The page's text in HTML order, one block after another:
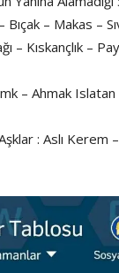
– Makas –
– Kıskançlık –
– Ahmak
: Aslı Kerem